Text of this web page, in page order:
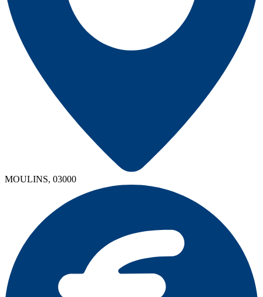
MOULINS, 03000